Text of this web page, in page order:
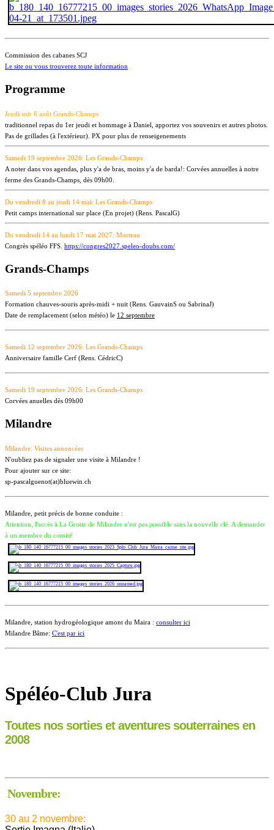
Commission des cabanes SCJ
Le site ou vous trouverez toute information
Programme
Jeudi soir 6 août Grands-Champs
traditionnel repas du 1er jeudi et hommage à Daniel, apportez vos souvenirs et autres photos.
Pas de grillades (à l'extérieur). PX pour plus de renseigenements
Samedi 19 septembre 2026: Les Grands-Champs
A noter dans vos agendas, plus y'a de bras, moins y'a de barda!: Corvées annuelles à notre
ferme des Grands-Champs, dès 09h00.
Du vendredi 8 au jeudi 14 mai: Les Grands-Champs
Petit camps international sur place (En projet) (Rens. PascalG)
Du vendredi 14 au lundi 17 mai 2027: Morteau
Congrès spéléo FFS. https://congres2027.speleo-doubs.com/
Grands-Champs
Samedi 5 septembre 2026
Formation chauves-souris après-midi + nuit (Rens. GauvainS ou SabrinaJ)
Date de remplacement (selon météo) le 12 septembre
Samedi 12 septembre 2026: Les Grands-Champs
Anniversaire famille Cerf (Rens. CédricC)
Samedi 19 septembre 2026: Les Grands-Champs
Corvées anuelles dès 09h00
Milandre
Milandre: Visites annoncées
N'oubliez pas de signaler une visite à Milandre !
Pour ajouter sur ce site:
sp-pascalguenot(at)bluewin.ch
Milandre, petit précis de bonne conduite :
Attention, l'accès à La Grotte de Milandre n'est pas possible sans la nouvelle clé. A demander
à un membre du comité
Milandre, station hydrogéologique amont du Maira : consulter ici
Milandre Bâme: C'est par ici
Spéléo-Club Jura
Toutes nos sorties et aventures souterraines en
2008
Novembre:
30 au 2 novembre: